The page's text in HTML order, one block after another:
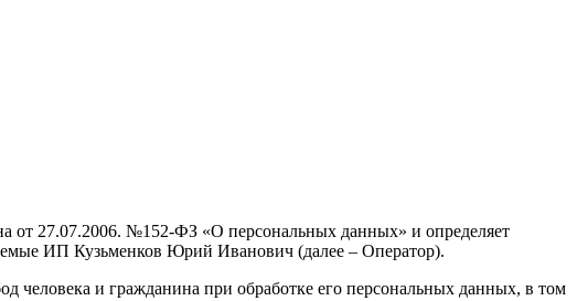
от 27.07.2006. №152-ФЗ «О персональных данных» и определяет
ИП Кузьменков Юрий Иванович (далее – Оператор).
человека и гражданина при обработке его персональных данных, в том